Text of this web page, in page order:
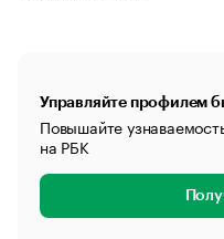
Управляйте профилем
Повышайте
на РБК